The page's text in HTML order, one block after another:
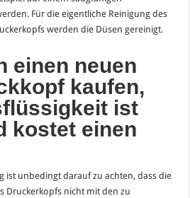
Für die eigentliche Reinigung des
werden die Düsen gereinigt.
einen neuen
kaufen,
ist
kostet einen
ist unbedingt darauf zu achten, dass die
Druckerkopfs nicht mit den zu